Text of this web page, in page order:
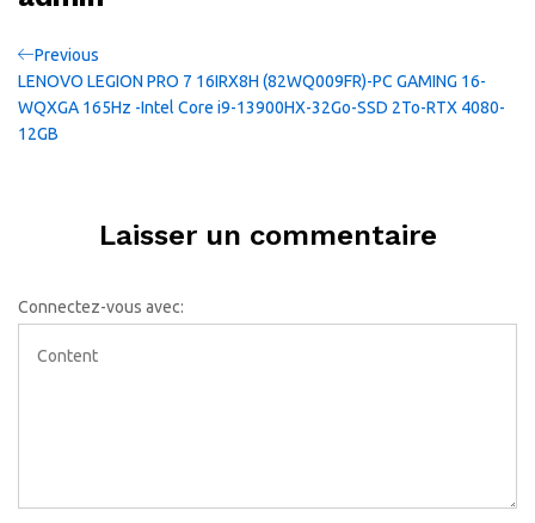
Navigation
de
l’article
Previous
Post
Previous
LENOVO LEGION PRO 7 16IRX8H (82WQ009FR)-PC GAMING 16-
WQXGA 165Hz -Intel Core i9-13900HX-32Go-SSD 2To-RTX 4080-
12GB
Laisser un commentaire
Connectez-vous avec: